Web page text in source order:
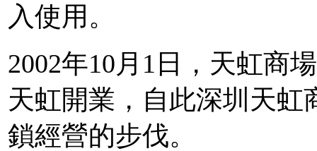
入使用。
2002年10月1日，天虹
天虹開業，自此深圳天
鎖經營的步伐。